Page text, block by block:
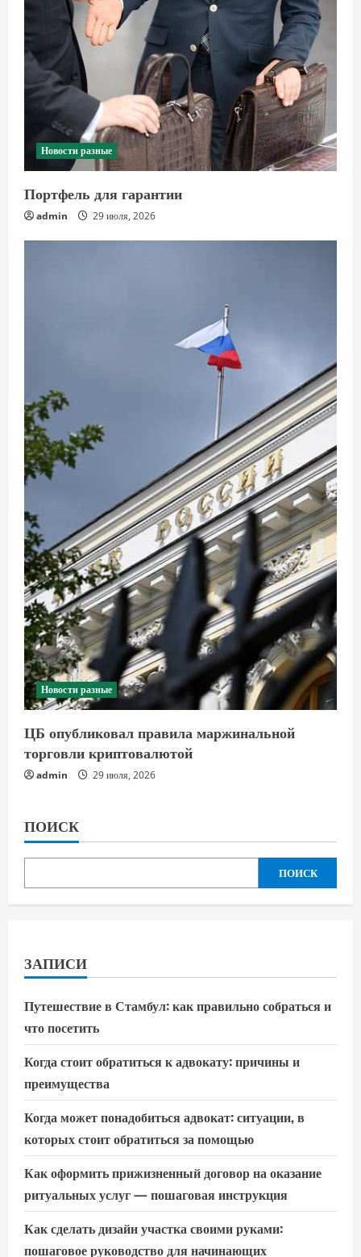
Новости разные
Портфель для гарантии
admin 29 июля, 2026
Новости разные
ЦБ опубликовал правила маржинальной
торговли криптовалютой
admin 29 июля, 2026
ПОИСК
ПОИСК
ЗАПИСИ
Путешествие в Стамбул: как правильно собраться и
что посетить
Когда стоит обратиться к адвокату: причины и
преимущества
Когда может понадобиться адвокат: ситуации, в
которых стоит обратиться за помощью
Как оформить прижизненный договор на оказание
ритуальных услуг — пошаговая инструкция
Как сделать дизайн участка своими руками:
пошаговое руководство для начинающих